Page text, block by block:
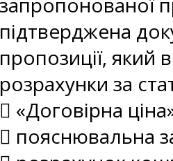
підтверджена
пропозиції, який
розрахунки за
 «Договірна
 пояснювальна